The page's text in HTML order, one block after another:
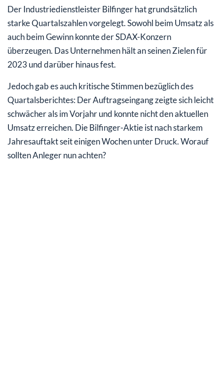
Der Industriedienstleister Bilfinger hat grundsätzlich
starke Quartalszahlen vorgelegt. Sowohl beim Umsatz als
auch beim Gewinn konnte der SDAX-Konzern
überzeugen. Das Unternehmen hält an seinen Zielen für
2023 und darüber hinaus fest.
Jedoch gab es auch kritische Stimmen bezüglich des
Quartalsberichtes: Der Auftragseingang zeigte sich leicht
schwächer als im Vorjahr und konnte nicht den aktuellen
Umsatz erreichen. Die Bilfinger-Aktie ist nach starkem
Jahresauftakt seit einigen Wochen unter Druck. Worauf
sollten Anleger nun achten?